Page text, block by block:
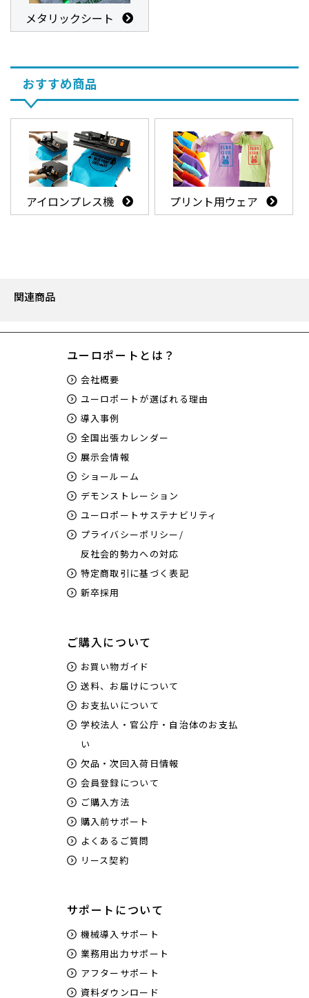
メタリックシート
おすすめ商品
アイロンプレス機 プリント用ウェア
関連商品
ユーロポートとは？
会社概要
ユーロポートが選ばれる理由
導入事例
全国出張カレンダー
展示会情報
ショールーム
デモンストレーション
ユーロポートサステナビリティ
プライバシーポリシー/
反社会的勢力への対応
特定商取引に基づく表記
新卒採用
ご購入について
お買い物ガイド
送料、お届けについて
お支払いについて
学校法人・官公庁・自治体のお支払
い
欠品・次回入荷日情報
会員登録について
ご購入方法
購入前サポート
よくあるご質問
リース契約
サポートについて
機械導入サポート
業務用出力サポート
アフターサポート
資料ダウンロード